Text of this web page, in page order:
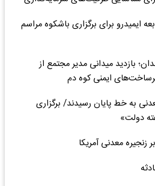
ایمیدرو برای برگزاری باشکوه مراسم
بازدید میدانی مدیر مجتمع از
ایمنی کوه دم
معدنی به خط پایان رسیدند/ برگزاری
دولت»